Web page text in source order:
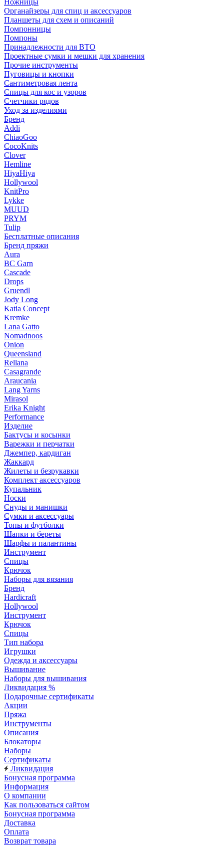
Ножницы
Органайзеры для спиц и аксессуаров
Планшеты для схем и описаний
Помпонницы
Помпоны
Принадлежности для ВТО
Проектные сумки и мешки для хранения
Прочие инструменты
Пуговицы и кнопки
Сантиметровая лента
Спицы для кос и узоров
Счетчики рядов
Уход за изделиями
Бренд
Addi
ChiaoGoo
CocoKnits
Clover
Hemline
HiyaHiya
Hollywool
KnitPro
Lykke
MUUD
PRYM
Tulip
Бесплатные описания
Бренд пряжи
Aura
BC Garn
Cascade
Drops
Gruendl
Jody Long
Katia Concept
Kremke
Lana Gatto
Nomadnoos
Onion
Queensland
Rellana
Casagrande
Araucania
Lang Yarns
Mirasol
Erika Knight
Performance
Изделие
Бактусы и косынки
Варежки и перчатки
Джемпер, кардиган
Жаккард
Жилеты и безрукавки
Комплект аксессуаров
Купальник
Носки
Снуды и манишки
Сумки и аксессуары
Топы и футболки
Шапки и береты
Шарфы и палантины
Инструмент
Спицы
Крючок
Наборы для вязания
Бренд
Hardicraft
Hollywool
Инструмент
Крючок
Спицы
Тип набора
Игрушки
Одежда и аксессуары
Вышивание
Наборы для вышивания
Ликвидация %
Подарочные сертификаты
Акции
Пряжа
Инструменты
Описания
Блокаторы
Наборы
Сертификаты
Ликвидация
Бонусная программа
Информация
О компании
Как пользоваться сайтом
Бонусная программа
Доставка
Оплата
Возврат товара